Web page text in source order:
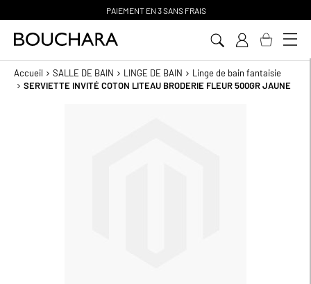
PAIEMENT EN 3 SANS FRAIS
Accueil SALLE DE BAIN LINGE DE BAIN
Linge de bain fantaisie
SERVIETTE INVITÉ COTON LITEAU BRODERIE FLEUR 500GR JAUNE